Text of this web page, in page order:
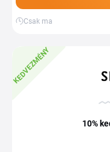
Csak ma
KEDVEZMÉNY
10%